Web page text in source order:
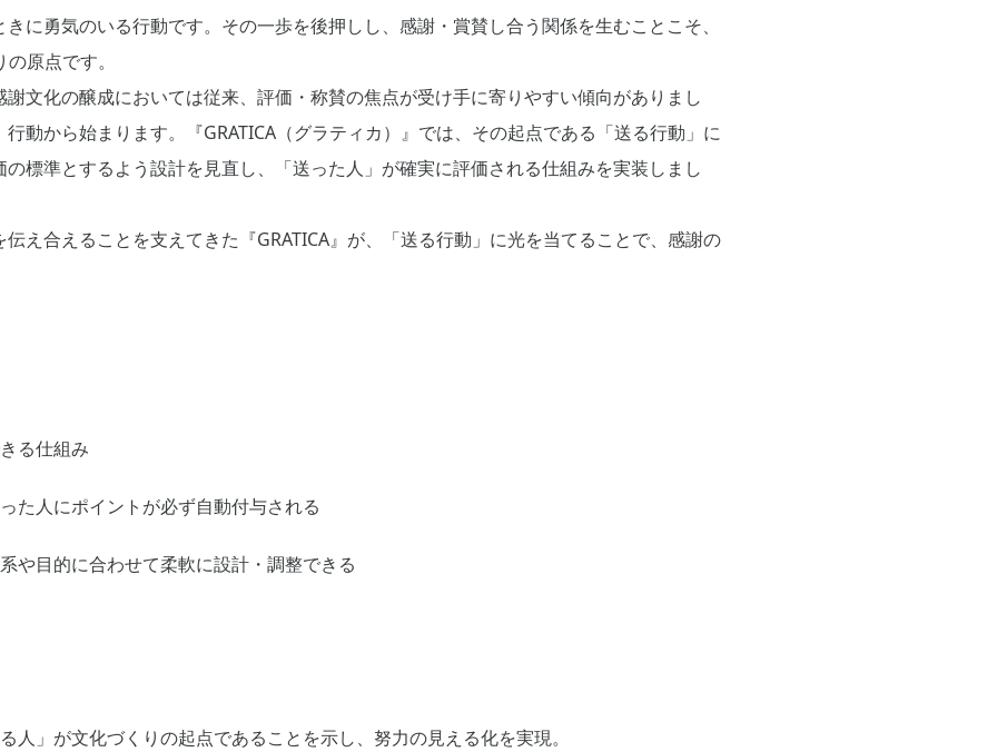
に勇気のいる行動です。その一歩を後押しし、感謝・賞賛し合う関係を生むことこそ、
原点です。
文化の醸成においては従来、評価・称賛の焦点が受け手に寄りやすい傾向がありまし
動から始まります。『GRATICA（グラティカ）』では、その起点である「送る行動」に
標準とするよう設計を見直し、「送った人」が確実に評価される仕組みを実装しまし
え合えることを支えてきた『GRATICA』が、「送る行動」に光を当てることで、感謝の
る仕組み
た人にポイントが必ず自動付与される
や目的に合わせて柔軟に設計・調整できる
人」が文化づくりの起点であることを示し、努力の見える化を実現。